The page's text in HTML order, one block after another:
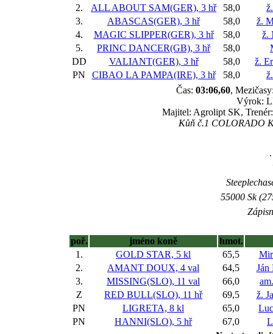
2.
ALL ABOUT SAM(GER), 3 hř 58,0
3.
ABASCAS(GER), 3 hř 58,0
ž.
4.
MAGIC SLIPPER(GER), 3 hř 58,0
ž.
5.
PRINC DANCER(GB), 3 hř 58,0
DD
VALIANT(GER), 3 hř 58,0
ž.
PN
CIBAO LA PAMPA(IRE), 3 hř 58,0
Čas: 03:06,60,
Výrok:
Majitel: Agrolipt SK,
Kůň č.1 COLORADO
55000 Sk
poř. jméno koně
hmot.
1.
GOLD STAR, 5 kl 65,5
2.
AMANT DOUX, 4 val 64,5
Ján
3.
MISSING(SLO), 11 val 66,0
Z
RED BULL(SLO), 11 hř 69,5
ž.
PN
LIGRETA, 8 kl 65,0
PN
HANNI(SLO), 5 hř 67,0